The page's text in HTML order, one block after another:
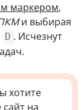
маркером,
и выбирая
D . Исчезнут
хотите
на